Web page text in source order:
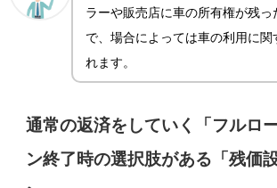
ラーや販売店に車の所有権が残っ
で、場合によっては車の利用に関
れます。
通常の返済をしていく「フルロ
ン終了時の選択肢がある「残価